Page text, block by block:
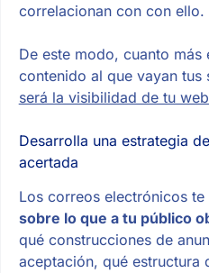
correlacionan con con ello.
De este modo, cuanto más
contenido al que vayan tus
será la visibilidad de tu
Desarrolla una estrategia
acertada
Los correos electrónicos te
sobre lo que a tu público
qué construcciones de
aceptación, qué estructura